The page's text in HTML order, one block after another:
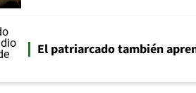
El patriarcado también